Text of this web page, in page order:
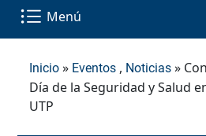
Menú
Inicio » Eventos , Noticias »
Día de la Seguridad y Salud
UTP